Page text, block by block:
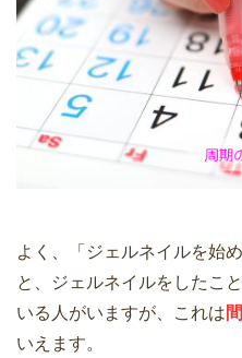
よく、「ジェルネイルを始
と、ジェルネイルをしたこ
いる人がいますが、これは
いえます。